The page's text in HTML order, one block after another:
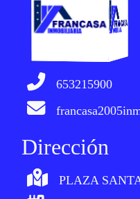
653215900
Dirección
PLAZA